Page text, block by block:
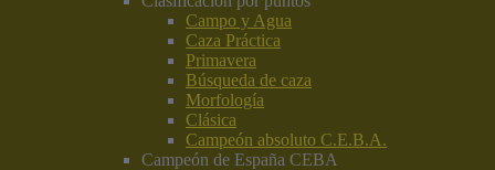
Campo y Agua
Caza Práctica
Primavera
Búsqueda de caza
Morfología
Clásica
Campeón absoluto C.E.B.A.
Campeón de España CEBA